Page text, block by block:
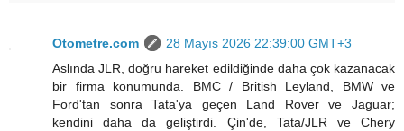
Otometre.com
28 Mayıs 2026 22:39:00 GMT+3
Aslında JLR, doğru hareket edildiğinde daha çok kazanacak
bir firma konumunda. BMC / British Leyland, BMW ve
Ford'tan sonra Tata'ya geçen Land Rover ve Jaguar;
kendini daha da geliştirdi. Çin'de, Tata/JLR ve Chery